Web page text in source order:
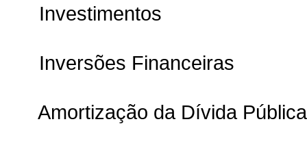
Investimentos
Inversões Financeiras
Amortização da Dívida Pública